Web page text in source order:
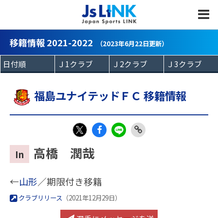
移籍情報 2021-2022 （2023年6月22日更新）
福島ユナイテッドＦＣ 移籍情報
X
eb
k
In 高橋 潤哉
←山形／期限付き移籍
クラブリリース （2021年12月29日）